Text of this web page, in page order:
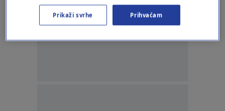
Prikaži svrhe Prihvaćam